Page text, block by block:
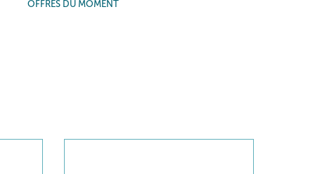
OFFRES DU MOMENT